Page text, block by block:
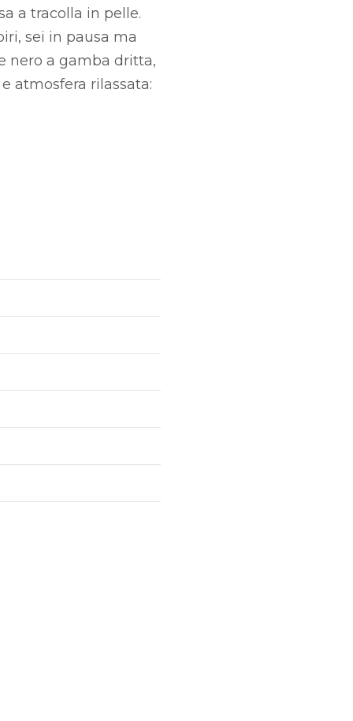
a tracolla in pelle.
sei in pausa ma
nero a gamba dritta,
atmosfera rilassata: